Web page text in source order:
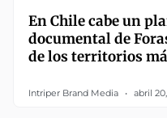
En Chile cabe un
documental de
de los territorios
Intriper Brand Media abril